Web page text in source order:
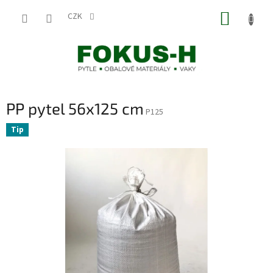
CZK
PP pytel 56x125 cm P125
Tip